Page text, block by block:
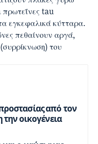
πρωτεΐνες tau
εγκεφαλικά κύτταρα.
πεθαίνουν αργά,
του
από τον
την οικογένεια